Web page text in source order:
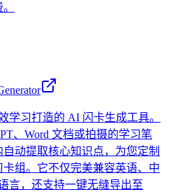
学习打造的 AI 闪卡生成工具。
、Word 文档或拍摄的学习笔
动提取核心知识点，为您定制
组。它不仅完美兼容英语、中
言，还支持一键无缝导出至